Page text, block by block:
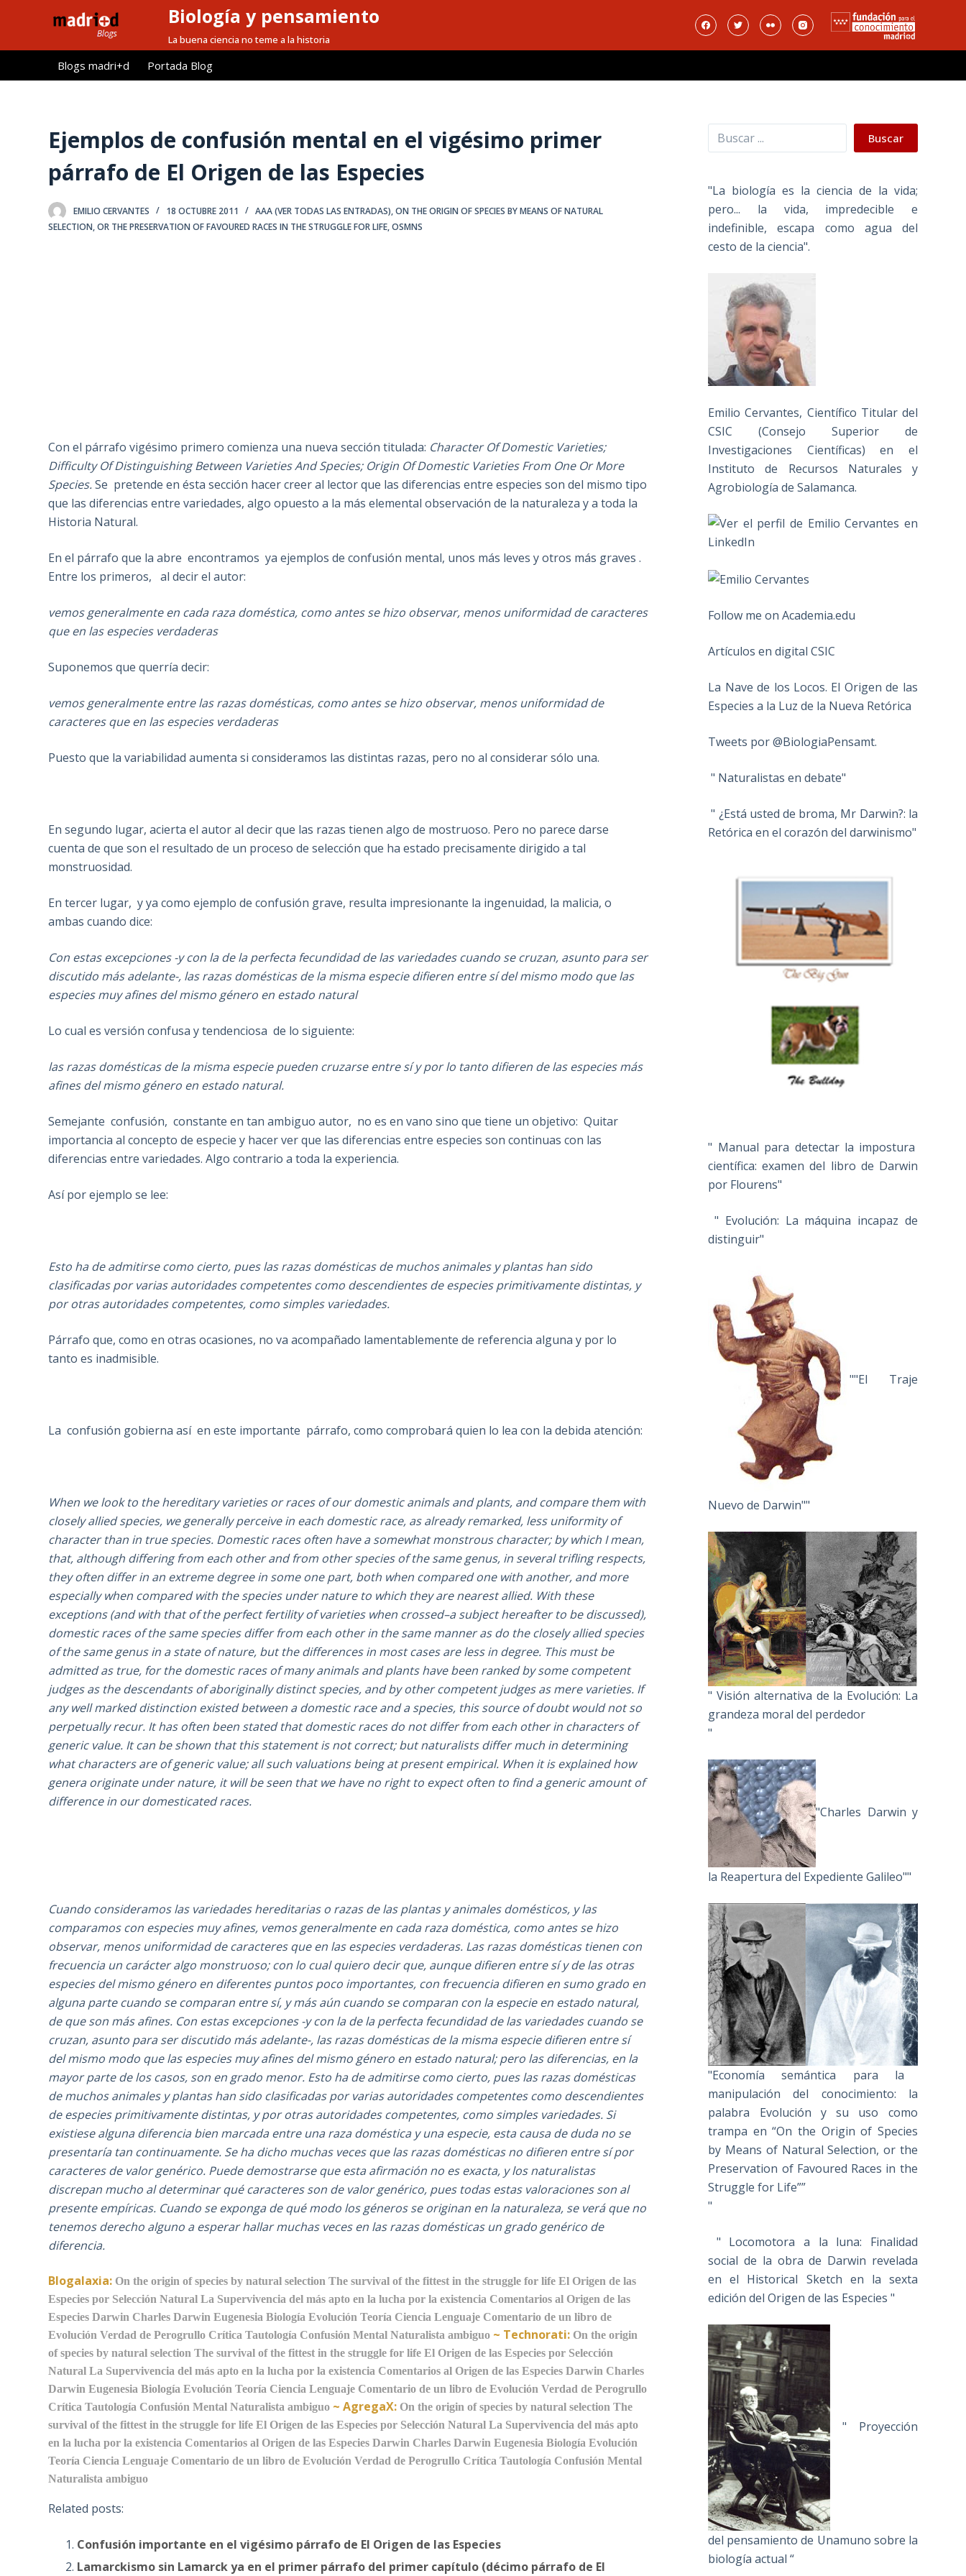
l
Biología y pensamiento
La buena ciencia no teme a la historia
Blogs madri+d Portada Blog
Ejemplos de confusión mental en el vigésimo primer
párrafo de El Origen de las Especies
EMILIO CERVANTES 18 OCTUBRE 2011 AAA (VER TODAS LAS ENTRADAS),ON THE ORIGIN OF SPECIES BY MEANS OF NATURAL
SELECTION,OR THE PRESERVATION OF FAVOURED RACES IN THE STRUGGLE FOR LIFE,OSMNS
Con el párrafo vigésimo primero comienza una nueva sección titulada: Character Of Domestic Varieties;
Difficulty Of Distinguishing Between Varieties And Species; Origin Of Domestic Varieties From One Or More
Species.Se pretende en ésta sección hacer creer al lector que las diferencias entre especies son del mismo tipo
que las diferencias entre variedades, algo opuesto a la más elemental observación de la naturaleza y a toda la
Historia Natural.
En el párrafo que la abre encontramos ya ejemplos de confusión mental, unos más leves y otros más graves .
Entre los primeros, al decir el autor:
vemos generalmente en cada raza doméstica, como antes se hizo observar, menos uniformidad de caracteres
que en las especies verdaderas
Suponemos que querría decir:
vemos generalmente entre las razas domésticas, como antes se hizo observar, menos uniformidad de
caracteres que en las especies verdaderas
Puesto que la variabilidad aumenta si consideramos las distintas razas, pero no al considerar sólo una.
En segundo lugar, acierta el autor al decir que las razas tienen algo de mostruoso. Pero no parece darse
cuenta de que son el resultado de un proceso de selección que ha estado precisamente dirigido a tal
monstruosidad.
En tercer lugar, y ya como ejemplo de confusión grave, resulta impresionante la ingenuidad, la malicia, o
ambas cuando dice:
Con estas excepciones -y con la de la perfecta fecundidad de las variedades cuando se cruzan, asunto para ser
discutido más adelante-, las razas domésticas de la misma especie difieren entre sí del mismo modo que las
especies muy afines del mismo género en estado natural
Lo cual es versión confusa y tendenciosa de lo siguiente:
las razas domésticas de la misma especie pueden cruzarse entre sí y por lo tanto difieren de las especies más
afines del mismo género en estado natural.
Semejante confusión, constante en tan ambiguo autor, no es en vano sino que tiene un objetivo: Quitar
importancia al concepto de especie y hacer ver que las diferencias entre especies son continuas con las
diferencias entre variedades. Algo contrario a toda la experiencia.
Así por ejemplo se lee:
Esto ha de admitirse como cierto, pues las razas domésticas de muchos animales y plantas han sido
clasificadas por varias autoridades competentes como descendientes de especies primitivamente distintas, y
por otras autoridades competentes, como simples variedades.
Párrafo que, como en otras ocasiones, no va acompañado lamentablemente de referencia alguna y por lo
tanto es inadmisible.
La confusión gobierna así en este importante párrafo, como comprobará quien lo lea con la debida atención:
When we look to the hereditary varieties or races of our domestic animals and plants, and compare them with
closely allied species, we generally perceive in each domestic race, as already remarked, less uniformity of
character than in true species. Domestic races often have a somewhat monstrous character; by which I mean,
that, although differing from each other and from other species of the same genus, in several trifling respects,
they often differ in an extreme degree in some one part, both when compared one with another, and more
especially when compared with the species under nature to which they are nearest allied. With these
exceptions (and with that of the perfect fertility of varieties when crossed–a subject hereafter to be discussed),
domestic races of the same species differ from each other in the same manner as do the closely allied species
of the same genus in a state of nature, but the differences in most cases are less in degree. This must be
admitted as true, for the domestic races of many animals and plants have been ranked by some competent
judges as the descendants of aboriginally distinct species, and by other competent judges as mere varieties. If
any well marked distinction existed between a domestic race and a species, this source of doubt would not so
perpetually recur. It has often been stated that domestic races do not differ from each other in characters of
generic value. It can be shown that this statement is not correct; but naturalists differ much in determining
what characters are of generic value; all such valuations being at present empirical. When it is explained how
genera originate under nature, it will be seen that we have no right to expect often to find a generic amount of
difference in our domesticated races.
Cuando consideramos las variedades hereditarias o razas de las plantas y animales domésticos, y las
comparamos con especies muy afines, vemos generalmente en cada raza doméstica, como antes se hizo
observar, menos uniformidad de caracteres que en las especies verdaderas. Las razas domésticas tienen con
frecuencia un carácter algo monstruoso; con lo cual quiero decir que, aunque difieren entre sí y de las otras
especies del mismo género en diferentes puntos poco importantes, con frecuencia difieren en sumo grado en
alguna parte cuando se comparan entre sí, y más aún cuando se comparan con la especie en estado natural,
de que son más afines. Con estas excepciones -y con la de la perfecta fecundidad de las variedades cuando se
cruzan, asunto para ser discutido más adelante-, las razas domésticas de la misma especie difieren entre sí
del mismo modo que las especies muy afines del mismo género en estado natural; pero las diferencias, en la
mayor parte de los casos, son en grado menor. Esto ha de admitirse como cierto, pues las razas domésticas
de muchos animales y plantas han sido clasificadas por varias autoridades competentes como descendientes
de especies primitivamente distintas, y por otras autoridades competentes, como simples variedades. Si
existiese alguna diferencia bien marcada entre una raza doméstica y una especie, esta causa de duda no se
presentaría tan continuamente. Se ha dicho muchas veces que las razas domésticas no difieren entre sí por
caracteres de valor genérico. Puede demostrarse que esta afirmación no es exacta, y los naturalistas
discrepan mucho al determinar qué caracteres son de valor genérico, pues todas estas valoraciones son al
presente empíricas. Cuando se exponga de qué modo los géneros se originan en la naturaleza, se verá que no
tenemos derecho alguno a esperar hallar muchas veces en las razas domésticas un grado genérico de
diferencia.
Blogalaxia: On the origin of species by natural selection The survival of the fittest in the struggle for life El Origen de las
Especies por Selección Natural La Supervivencia del más apto en la lucha por la existencia Comentarios al Origen de las
Especies Darwin Charles Darwin Eugenesia Biología Evolución Teoría Ciencia Lenguaje Comentario de un libro de
Evolución Verdad de Perogrullo Crítica Tautología Confusión Mental Naturalista ambiguo ~ Technorati: On the origin
of species by natural selection The survival of the fittest in the struggle for life El Origen de las Especies por Selección
Natural La Supervivencia del más apto en la lucha por la existencia Comentarios al Origen de las Especies Darwin Charles
Darwin Eugenesia Biología Evolución Teoría Ciencia Lenguaje Comentario de un libro de Evolución Verdad de Perogrullo
Crítica Tautología Confusión Mental Naturalista ambiguo ~AgregaX: On the origin of species by natural selection The
survival of the fittest in the struggle for life El Origen de las Especies por Selección Natural La Supervivencia del más apto
en la lucha por la existencia Comentarios al Origen de las Especies Darwin Charles Darwin Eugenesia Biología Evolución
Teoría Ciencia Lenguaje Comentario de un libro de Evolución Verdad de Perogrullo Crítica Tautología Confusión Mental
Naturalista ambiguo
Related posts:
Confusión importante en el vigésimo párrafo de El Origen de las Especies
Lamarckismo sin Lamarck ya en el primer párrafo del primer capítulo (décimo párrafo de El
Buscar Buscar
"La biología es la ciencia de la vida;
pero... la vida, impredecible e
indefinible, escapa como agua del
cesto de la ciencia".
Emilio Cervantes, Científico Titular del
CSIC (Consejo Superior de
Investigaciones Científicas) en el
Instituto de Recursos Naturales y
Agrobiología de Salamanca.
Follow me on Academia.edu
Artículos en digital CSIC
La Nave de los Locos. El Origen de las
Especies a la Luz de la Nueva Retórica
Tweets por @BiologiaPensamt.
" Naturalistas en debate"
" ¿Está usted de broma, Mr Darwin?: la
Retórica en el corazón del darwinismo"
" Manual para detectar la impostura
científica: examen del libro de Darwin
por Flourens"
" Evolución: La máquina incapaz de
distinguir"
""El Traje
Nuevo de Darwin""
" Visión alternativa de la Evolución: La
grandeza moral del perdedor
"
"Charles Darwin y
la Reapertura del Expediente Galileo""
"Economía semántica para la
manipulación del conocimiento: la
palabra Evolución y su uso como
trampa en “On the Origin of Species
by Means of Natural Selection, or the
Preservation of Favoured Races in the
Struggle for Life””
"
" Locomotora a la luna: Finalidad
social de la obra de Darwin revelada
en el Historical Sketch en la sexta
edición del Origen de las Especies "
" Proyección
del pensamiento de Unamuno sobre la
biología actual “